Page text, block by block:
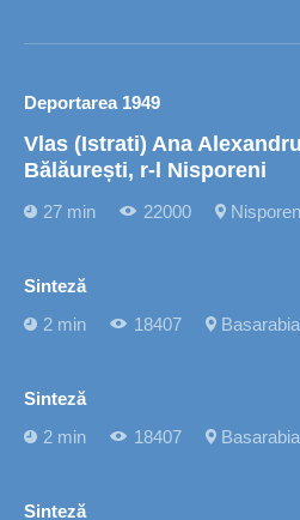
Deportarea 1949
Vlas (Istrati) Ana
Bălăurești, r-l Nisporeni
27 min 22000
Sinteză
2 min
18407 Basarabia
Sinteză
2 min
18407 Basarabia
Sinteză